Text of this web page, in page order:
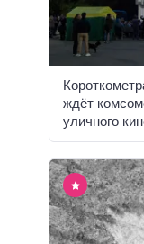
ждёт
уличного